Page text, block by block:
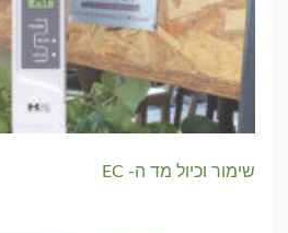
שימור וכיול מד ה- EC